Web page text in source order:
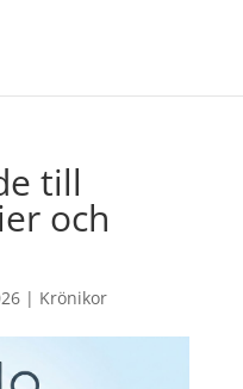
till
och
| Krönikor